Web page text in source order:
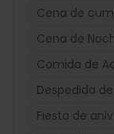
Cena de
Cena de
Comida de
Despedida
Fiesta de